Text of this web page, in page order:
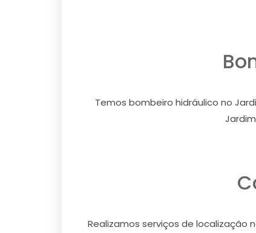
Temos bombeiro hidráulico no
Realizamos serviços de localização